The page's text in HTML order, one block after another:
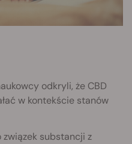
odkryli, że CBD
w kontekście stanów
substancji z